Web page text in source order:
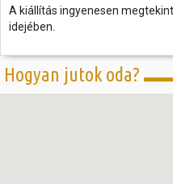
A kiállítás ingyenesen
idejében.
Hogyan jutok oda?